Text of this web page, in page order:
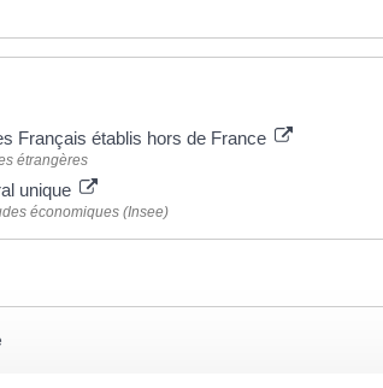
Français établis hors de France
étrangères
unique
économiques (Insee)